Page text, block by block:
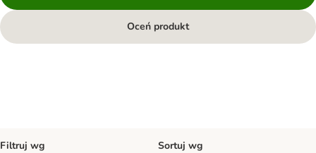
Oceń produkt
Filtruj wg Sortuj wg